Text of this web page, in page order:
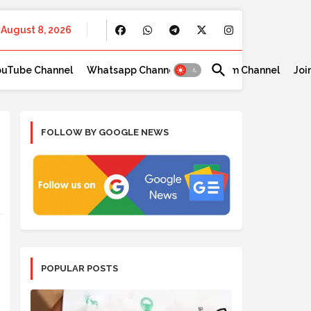
August 8, 2026
Channel Whatsapp Channel Telegram Channel
FOLLOW BY GOOGLE NEWS
POPULAR POSTS